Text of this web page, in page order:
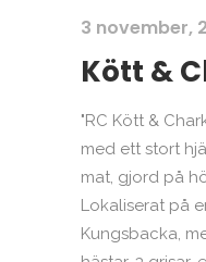
3 november,
Kött &
"RC Kött &
med ett stort
mat, gjord på
Lokaliserat på
Kungsbacka,